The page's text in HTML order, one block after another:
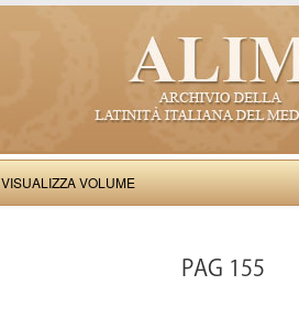
VISUALIZZA VOLUME
PAG 155